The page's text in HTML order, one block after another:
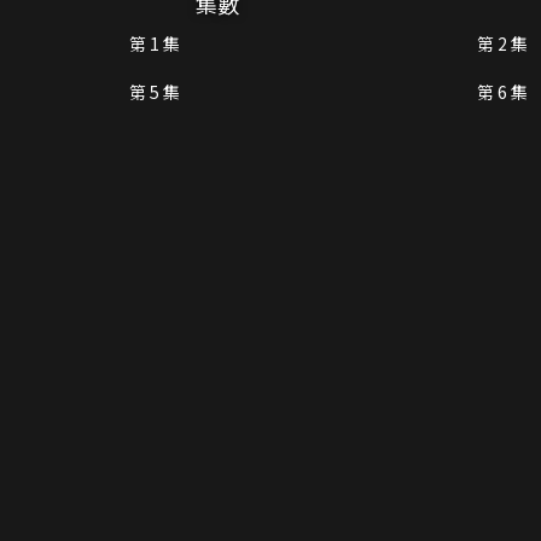
第 1 集 第 2 集
第 5 集
第 6 集